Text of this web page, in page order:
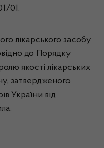
01.
лікарського засобу
до Порядку
якості лікарських
затвердженого
України від